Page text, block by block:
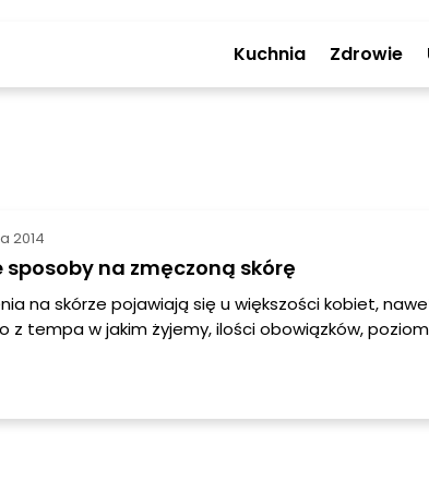
Kuchnia Zdrowie
2014
sposoby na zmęczoną skórę
na skórze pojawiają się u większości kobiet,
z tempa w jakim żyjemy, ilości obowiązków,